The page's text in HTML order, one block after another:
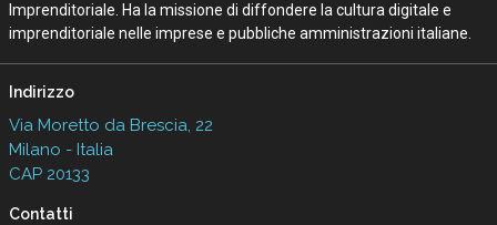
Imprenditoriale. Ha la missione di diffondere la cultura digitale e
imprenditoriale nelle imprese e pubbliche amministrazioni italiane.
Indirizzo
Via Moretto da Brescia, 22
Milano - Italia
CAP 20133
Contatti